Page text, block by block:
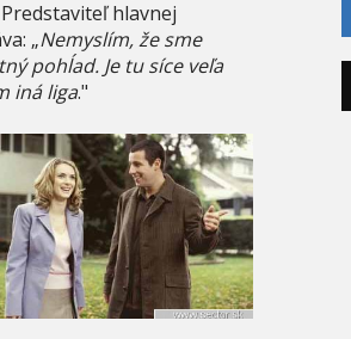
hlavnej
„Nemyslím, že sme
pohĺad. Je tu síce veľa
iná liga."